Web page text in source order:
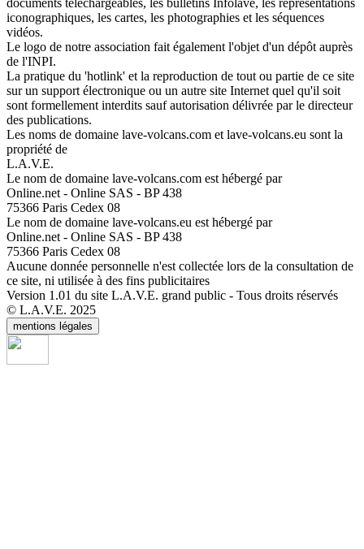
iconographiques, les cartes, les photographies et les séquences
vidéos.
Le logo de notre association fait également l'objet d'un dépôt auprès
de l'INPI.
La pratique du 'hotlink' et la reproduction de tout ou partie de ce site
sur un support électronique ou un autre site Internet quel qu'il soit
sont formellement interdits sauf autorisation délivrée par le directeur
des publications.
Les noms de domaine lave-volcans.com et lave-volcans.eu sont la
propriété de
L.A.V.E.
Le nom de domaine lave-volcans.com est hébergé par
Online.net - Online SAS - BP 438
75366 Paris Cedex 08
Le nom de domaine lave-volcans.eu est hébergé par
Online.net - Online SAS - BP 438
75366 Paris Cedex 08
Aucune donnée personnelle n'est collectée lors de la consultation de
ce site, ni utilisée à des fins publicitaires
Version 1.01 du site L.A.V.E. grand public - Tous droits réservés
© L.A.V.E. 2025
mentions légales